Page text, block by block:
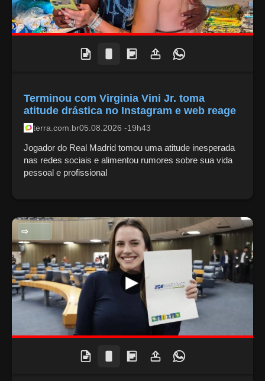
Terminou com Virginia Vini Jr. toma
atitude drástica no Instagram e web reage
terra.com.br05.08.2026 -19h43
Jogador do Real Madrid tomou uma atitude inesperada
nas redes sociais e alimentou rumores sobre sua vida
pessoal e profissional
POLITICA NACIONAL